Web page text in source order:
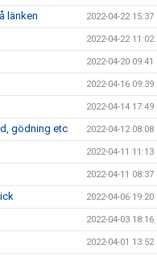
länken 2022-04-22 15:37
2022-04-22 11:02
2022-04-20 09:41
2022-04-16 09:39
2022-04-14 17:49
gödning etc 2022-04-12 08:08
2022-04-11 11:13
2022-04-11 08:37
2022-04-06 19:20
2022-04-03 18:16
2022-04-01 13:52